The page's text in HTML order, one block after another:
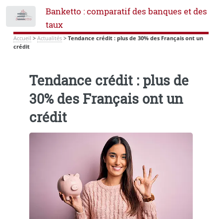
Banketto : comparatif des banques et des
taux
Accueil > Actualités> Tendance crédit : plus de 30% des Français ont un
crédit
Tendance crédit : plus de
30% des Français ont un
crédit